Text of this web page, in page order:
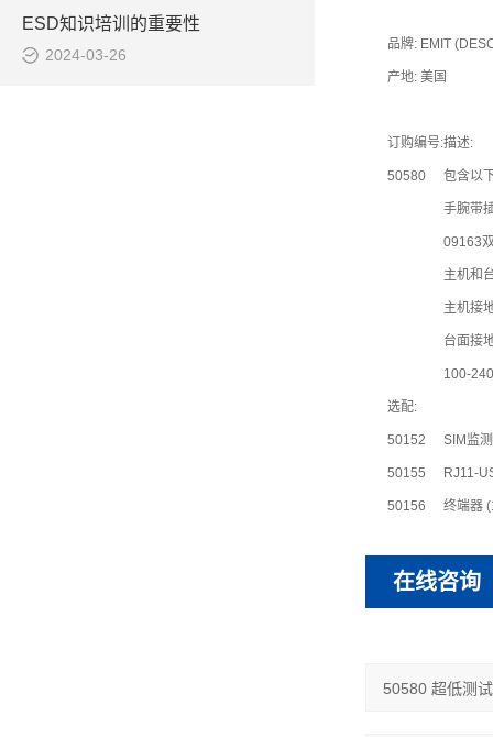
ESD知识培训的重要性
2024-03-26
品牌: EMIT
产地: 美国
订购编号:描述:
50580 包含以
手腕带
09163
主机和
主机接
台面接
100-
选配:
50152 SIM监
50155 RJ11-
50156 终端器
在线咨询